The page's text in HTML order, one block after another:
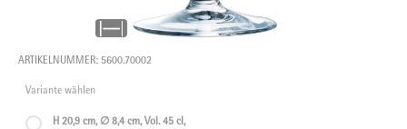
ARTIKELNUMMER: 5600.70002
Variante wählen
H 20,9 cm, ∅ 8,4 cm, Vol. 45 cl,